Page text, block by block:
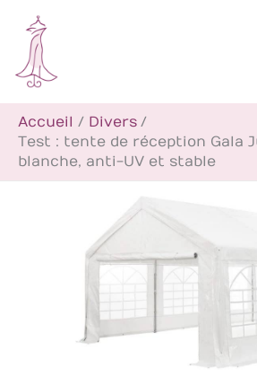
contenu
Accueil
Divers
Test : tente de réception Gala
blanche, anti-UV et stable
c
h
e
r
c